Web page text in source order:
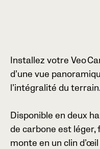
Installez votre Veo
d’une vue
l’intégralité du
Disponible en deux
de carbone est
monte en un clin